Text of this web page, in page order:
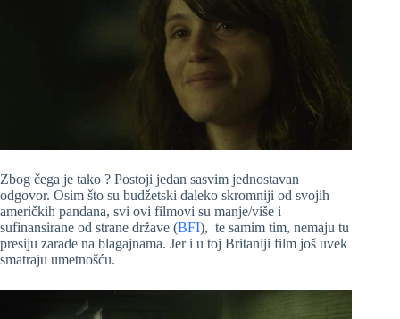
Zbog čega je tako ? Postoji jedan sasvim jednostavan
odgovor. Osim što su budžetski daleko skromniji od svojih
američkih pandana, svi ovi filmovi su manje/više i
sufinansirane od strane države (BFI), te samim tim, nemaju tu
presiju zarade na blagajnama. Jer i u toj Britaniji film još uvek
smatraju umetnošću.